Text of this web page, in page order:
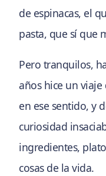
de espinacas, el
pasta, que sí que
Pero tranquilos,
años hice un
en ese sentido, y
curiosidad
ingredientes,
cosas de la vida.